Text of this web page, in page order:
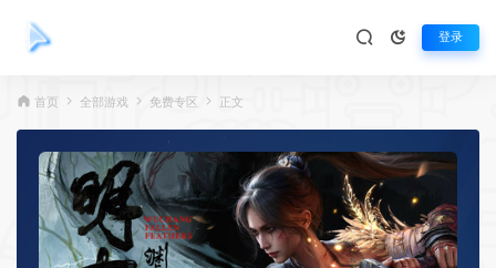
登录
首页 全部游戏 免费专区 正文